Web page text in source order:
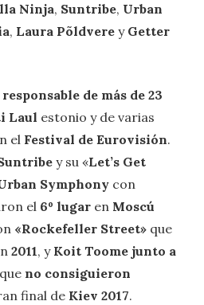
Ninja, Suntribe, Urban
, Laura Põldvere y Getter
responsable de más de 23
Laul estonio y de varias
el Festival de Eurovisión.
y su «Let’s Get
Symphony con
el 6º lugar en Moscú
«Rockefeller Street» que
2011, y Koit Toome junto a
no consiguieron
final de Kiev 2017.